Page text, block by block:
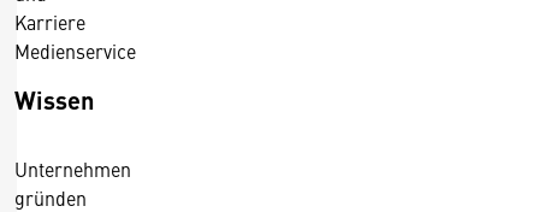
4
.
2
1
5
Karriere
Medienservice
Wissen
Unternehmen
gründen